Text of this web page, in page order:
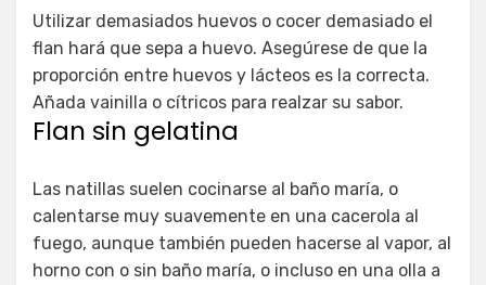
Utilizar demasiados huevos o cocer demasiado el
flan hará que sepa a huevo. Asegúrese de que la
proporción entre huevos y lácteos es la correcta.
Añada vainilla o cítricos para realzar su sabor.
Flan sin gelatina
Las natillas suelen cocinarse al baño maría, o
calentarse muy suavemente en una cacerola al
fuego, aunque también pueden hacerse al vapor, al
horno con o sin baño maría, o incluso en una olla a